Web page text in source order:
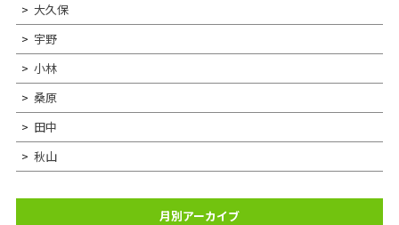
大久保
宇野
小林
桑原
田中
秋山
月別アーカイブ